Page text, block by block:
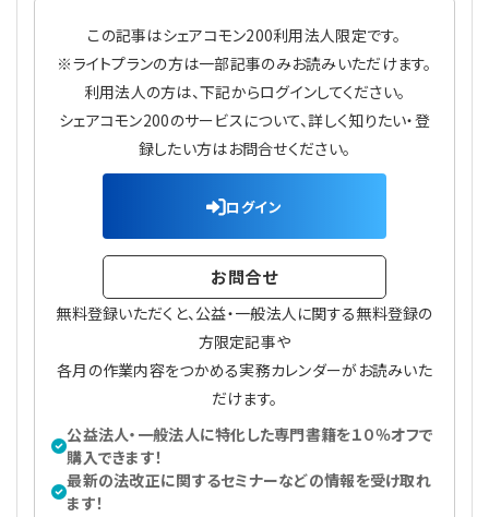
【連載】非営利法人AtoZei
【連載】労務管理の歩き方
【連載】AI活用のすすめ
【連載】IT実務一問一答
この記事はシェアコモン200利用法人限定です。
※ライトプランの方は一部記事のみお読みいただけます。
利用法人の方は、下記からログインしてください。
シェアコモン200のサービスについて、詳しく知りたい・登
録したい方はお問合せください。
ログイン
お問合せ
無料登録いただくと、公益・一般法人に関する無料登録の
方限定記事や
各月の作業内容をつかめる実務カレンダーがお読みいた
だけます。
公益法人・一般法人に特化した専門書籍を１０％オフで
購入できます！
最新の法改正に関するセミナーなどの情報を受け取れ
ます！